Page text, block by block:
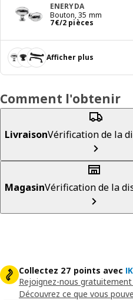
ENERYDA
Bouton, 35 mm
7€/2 pièces
Prix 7€/2 pièces
Afficher plus
Comment l'obtenir
LivraisonVérification de la
MagasinVérification de la
Collectez 27 points avec
Rejoignez-nous
Découvrez ce que vous